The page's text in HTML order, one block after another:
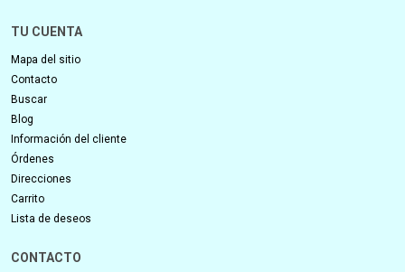
TU CUENTA
Mapa del sitio
Contacto
Buscar
Blog
Información del cliente
Órdenes
Direcciones
Carrito
Lista de deseos
CONTACTO